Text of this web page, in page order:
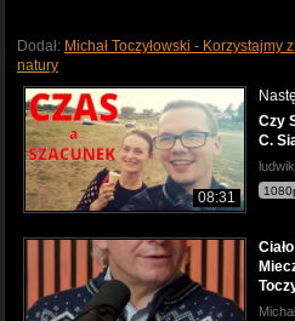
Dodał: Michał Toczyłowski - Korzystajmy
natury
08:31
Czy
C.